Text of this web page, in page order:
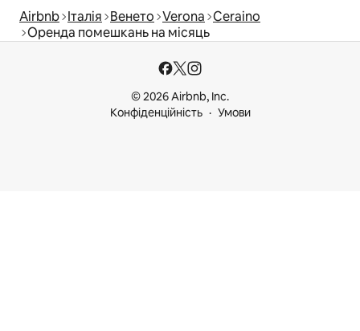
Airbnb Італія Венето Verona Ceraino
Оренда помешкань на місяць
© 2026 Airbnb, Inc.
Конфіденційність
Умови